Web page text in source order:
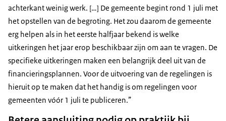
achterkant weinig werk. […] De gemeente begint rond 1 juli met
het opstellen van de begroting. Het zou daarom de gemeente
erg helpen als in het eerste halfjaar bekend is welke
uitkeringen het jaar erop beschikbaar zijn om aan te vragen. De
specifieke uitkeringen maken een belangrijk deel uit van de
financieringsplannen. Voor de uitvoering van de regelingen is
hieruit op te maken dat het handig is om regelingen voor
gemeenten vóór 1 juli te publiceren.